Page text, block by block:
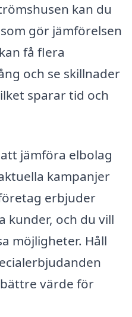
kan du
gör jämförelsen
få flera
och se skillnader
sparar tid och
jämföra elbolag
kampanjer
erbjuder
kunder, och du vill
möjligheter. Håll
värde för